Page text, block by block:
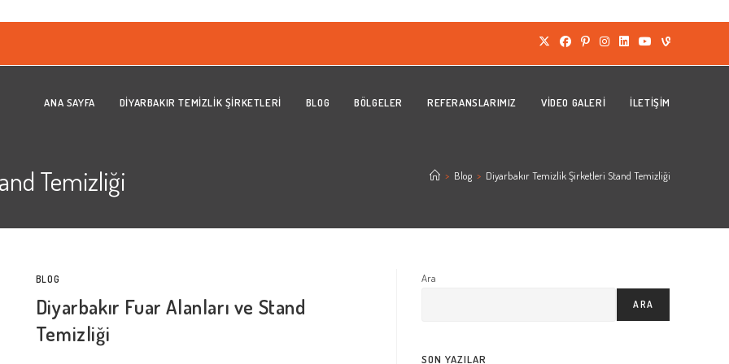
ANA SAYFA DIYARBAKIR TEMIZLIK ŞIRKETLERI BLOG BÖLGELER REFERANSLARIMIZ VIDEO GALERI İLETIŞIM
Temizliği > Blog > Diyarbakır Temizlik Şirketleri Stand Temizliği
BLOG
Diyarbakır Fuar Alanları ve Stand
Temizliği
Ara
ARA
SON YAZILAR